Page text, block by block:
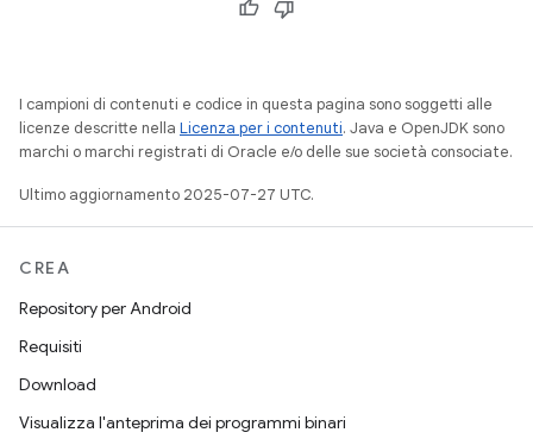
I campioni di contenuti e codice in questa pagina sono soggetti alle
licenze descritte nella Licenza per i contenuti. Java e OpenJDK sono
marchi o marchi registrati di Oracle e/o delle sue società consociate.
Ultimo aggiornamento 2025-07-27 UTC.
CREA
Repository per Android
Requisiti
Download
Visualizza l'anteprima dei programmi binari